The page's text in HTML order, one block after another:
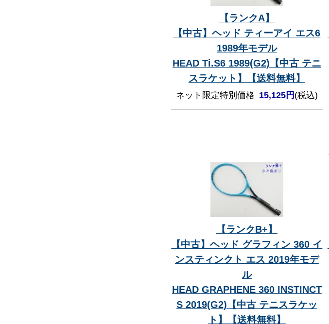
【ランクA】
【中古】ヘッド ティーアイ エス6
1989年モデル
HEAD Ti.S6 1989(G2)【中古 テニ
スラケット】【送料無料】
ネット限定特別価格 15,125円 (税込)
【ランクB+】
【中古】ヘッド グラフィン 360 イ
ンスティンクト エス 2019年モデ
ル
HEAD GRAPHENE 360 INSTINCT
S 2019(G2)【中古 テニスラケッ
ト】【送料無料】